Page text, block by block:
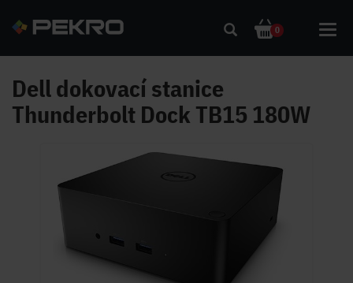
0
Dell dokovací stanice
Thunderbolt Dock TB15 180W